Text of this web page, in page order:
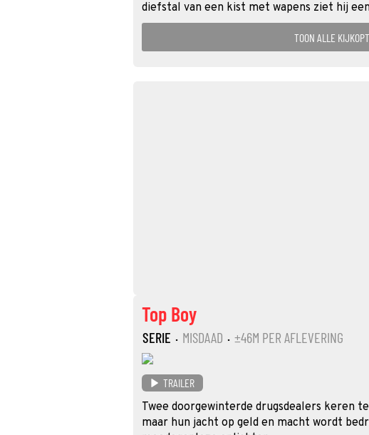
diefstal van een kist met wapens ziet hij
TOON ALLE
Top Boy
SERIE · MISDAAD · ±46M PER AFLEVERING
TRAILER
Twee doorgewinterde drugsdealers keren
maar hun jacht op geld en macht wordt